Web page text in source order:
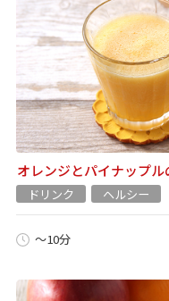
オレンジとパイナップル
ドリンク ヘルシー
～10分